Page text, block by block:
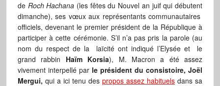
deRoch Hachana (les fêtes du Nouvel an juif qui débutent
dimanche), ses vœux aux représentants communautaires
officiels, devenant le premier président de la République à
participer à cette cérémonie. S’il n’a pas pris la parole (au
nom du respect de la laïcité ont indiqué l’Elysée et le
grand rabbin Haïm Korsia), M. Macron a été assez
vivement interpellé par le président du consistoire, Joël
Mergui, qui a ici tenu despropos assez habituels dans sa